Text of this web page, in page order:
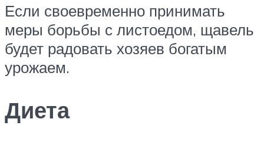
Если своевременно принимать
меры борьбы с листоедом, щавель
будет радовать хозяев богатым
урожаем.
Диета